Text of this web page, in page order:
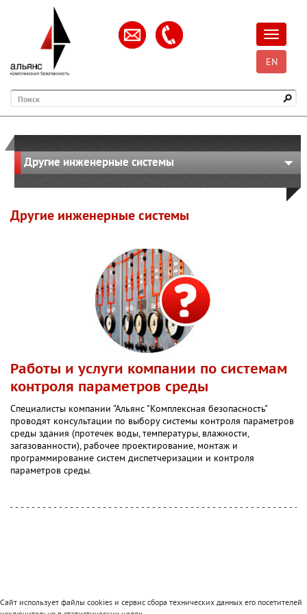
EN
Поиск
Другие инженерные системы
Другие инженерные системы
Работы и услуги компании по системам
контроля параметров среды
Специалисты компании "Альянс "Комплексная безопасность"
проводят консультации по выбору системы контроля параметров
среды здания (протечек воды, температуры, влажности,
загазованности), рабочее проектирование, монтаж и
программирование систем диспетчеризации и контроля
параметров среды.
Сайт использует файлы cookies и сервис сбора технических данных его посетителей